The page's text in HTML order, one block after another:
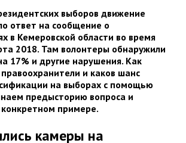
выборов движение
ответ на сообщение о
в Кемеровской области во время
2018. Там волонтеры обнаружили
17% и другие нарушения. Как
и каков шанс
на выборах с помощью
предысторию вопроса и
примере.
камеры на